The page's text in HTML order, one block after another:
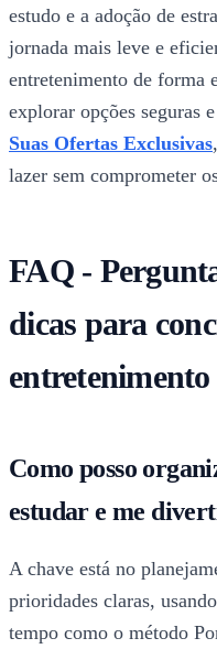
estudo e a adoção de
jornada mais leve e
entretenimento de forma
explorar opções seguras
Suas Ofertas Exclusivas
lazer sem comprometer
FAQ -
dicas para
entretenimento
Como posso
estudar e me
A chave está no
prioridades claras,
tempo como o método